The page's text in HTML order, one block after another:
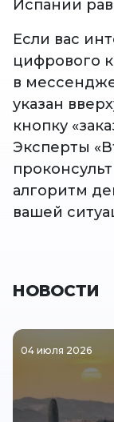
Испании
Если вас
цифрового
в
указан
кнопку
Эксперты
алгоритм
вашей
НОВОСТИ
04 июля 2026